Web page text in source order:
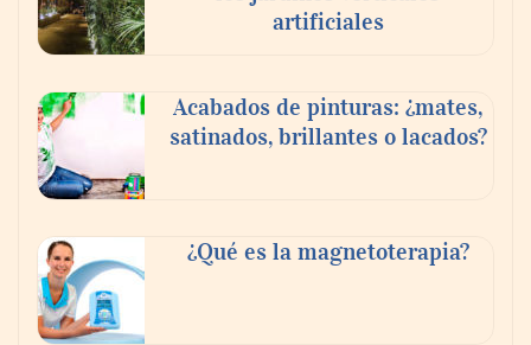
artificiales
Acabados de pinturas: ¿mates,
satinados, brillantes o lacados?
¿Qué es la magnetoterapia?